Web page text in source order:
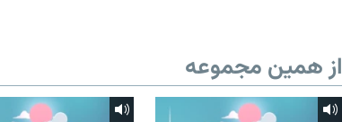
از همین مجموعه